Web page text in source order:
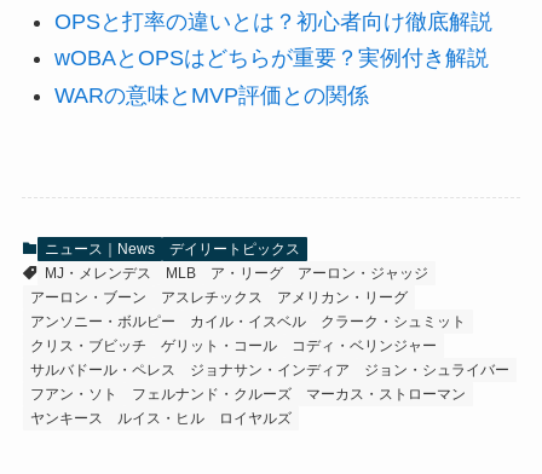
OPSと打率の違いとは？初心者向け徹底解説
wOBAとOPSはどちらが重要？実例付き解説
WARの意味とMVP評価との関係
ニュース｜News
デイリートピックス
MJ・メレンデス
MLB ア・リーグ
アーロン・ジャッジ
アーロン・ブーン
アスレチックス
アメリカン・リーグ
アンソニー・ボルピー
カイル・イスベル
クラーク・シュミット
クリス・ブビッチ
ゲリット・コール
コディ・ベリンジャー
サルバドール・ペレス
ジョナサン・インディア
ジョン・シュライバー
フアン・ソト
フェルナンド・クルーズ
マーカス・ストローマン
ヤンキース
ルイス・ヒル ロイヤルズ